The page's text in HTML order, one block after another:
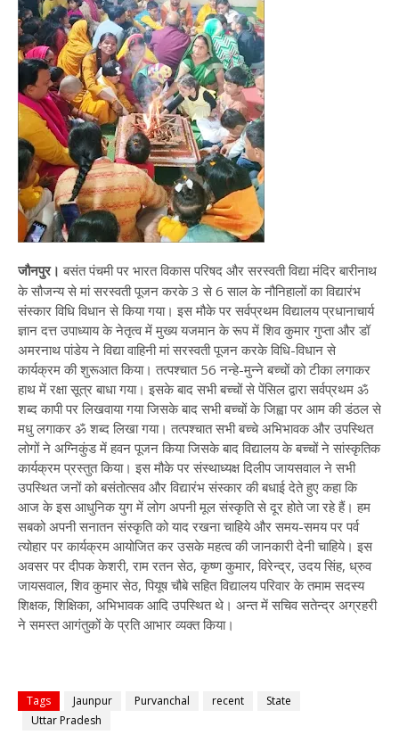
जौनपुर।बसंत पंचमी पर भारत विकास परिषद और सरस्वती विद्या मंदिर बारीनाथ
के सौजन्य से मां सरस्वती पूजन करके 3 से 6 साल के नौनिहालों का विद्यारंभ
संस्कार विधि विधान से किया गया। इस मौके पर सर्वप्रथम विद्यालय प्रधानाचार्य
ज्ञान दत्त उपाध्याय के नेतृत्व में मुख्य यजमान के रूप में शिव कुमार गुप्ता और डॉ
अमरनाथ पांडेय ने विद्या वाहिनी मां सरस्वती पूजन करके विधि-विधान से
कार्यक्रम की शुरूआत किया। तत्पश्चात 56 नन्हे-मुन्ने बच्चों को टीका लगाकर
हाथ में रक्षा सूत्र बाधा गया। इसके बाद सभी बच्चों से पेंसिल द्वारा सर्वप्रथम ॐ
शब्द कापी पर लिखवाया गया जिसके बाद सभी बच्चों के जिह्वा पर आम की डंठल से
मधु लगाकर ॐ शब्द लिखा गया। तत्पश्चात सभी बच्चे अभिभावक और उपस्थित
लोगों ने अग्निकुंड में हवन पूजन किया जिसके बाद विद्यालय के बच्चों ने सांस्कृतिक
कार्यक्रम प्रस्तुत किया। इस मौके पर संस्थाध्यक्ष दिलीप जायसवाल ने सभी
उपस्थित जनों को बसंतोत्सव और विद्यारंभ संस्कार की बधाई देते हुए कहा कि
आज के इस आधुनिक युग में लोग अपनी मूल संस्कृति से दूर होते जा रहे हैं। हम
सबको अपनी सनातन संस्कृति को याद रखना चाहिये और समय-समय पर पर्व
त्योहार पर कार्यक्रम आयोजित कर उसके महत्व की जानकारी देनी चाहिये। इस
अवसर पर दीपक केशरी, राम रतन सेठ, कृष्ण कुमार, विरेन्द्र, उदय सिंह, ध्रुव
जायसवाल, शिव कुमार सेठ, पियूष चौबे सहित विद्यालय परिवार के तमाम सदस्य
शिक्षक, शिक्षिका, अभिभावक आदि उपस्थित थे। अन्त में सचिव सतेन्द्र अग्रहरी
ने समस्त आगंतुकों के प्रति आभार व्यक्त किया।
Tags Jaunpur Purvanchal recent
State
Uttar Pradesh